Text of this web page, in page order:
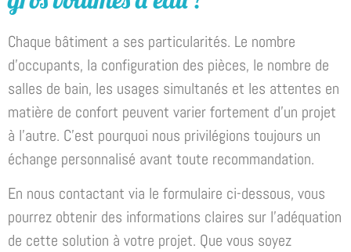
Chaque bâtiment a ses particularités. Le nombre
d’occupants, la configuration des pièces, le nombre de
salles de bain, les usages simultanés et les attentes en
matière de confort peuvent varier fortement d’un projet
à l’autre. C’est pourquoi nous privilégions toujours un
échange personnalisé avant toute recommandation.
En nous contactant via le formulaire ci-dessous, vous
pourrez obtenir des informations claires sur l’adéquation
de cette solution à votre projet. Que vous soyez